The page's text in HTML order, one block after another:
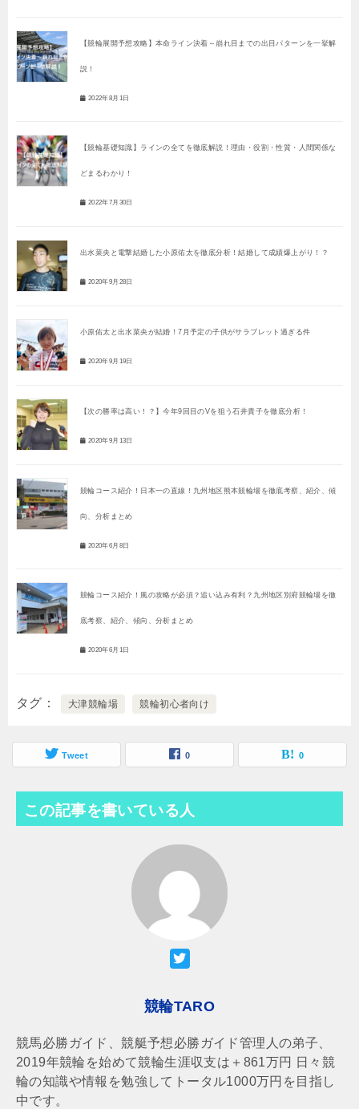
【競輪展開予想攻略】本命ライン決着～崩れ目までの出目パターンを一挙解
説！
2022年8月1日
【競輪基礎知識】ラインの全てを徹底解説！理由・役割・性質・人間関係な
どまるわかり！
2022年7月30日
出水菜央と電撃結婚した小原佑太を徹底分析！結婚して成績爆上がり！？
2020年9月28日
小原佑太と出水菜央が結婚！7月予定の子供がサラブレット過ぎる件
2020年9月19日
【次の勝率は高い！？】今年9回目のVを狙う石井貴子を徹底分析！
2020年9月13日
競輪コース紹介！日本一の直線！九州地区熊本競輪場を徹底考察、紹介、傾
向、分析まとめ
2020年6月8日
競輪コース紹介！風の攻略が必須？追い込み有利？九州地区別府競輪場を徹
底考察、紹介、傾向、分析まとめ
2020年6月1日
タグ 大津競輪場 競輪初心者向け
Tweet 0 0
この記事を書いている人
競輪TARO
競馬必勝ガイド、競艇予想必勝ガイド管理人の弟子、
2019年競輪を始めて競輪生涯収支は＋861万円 日々競
輪の知識や情報を勉強してトータル1000万円を目指し
中です。